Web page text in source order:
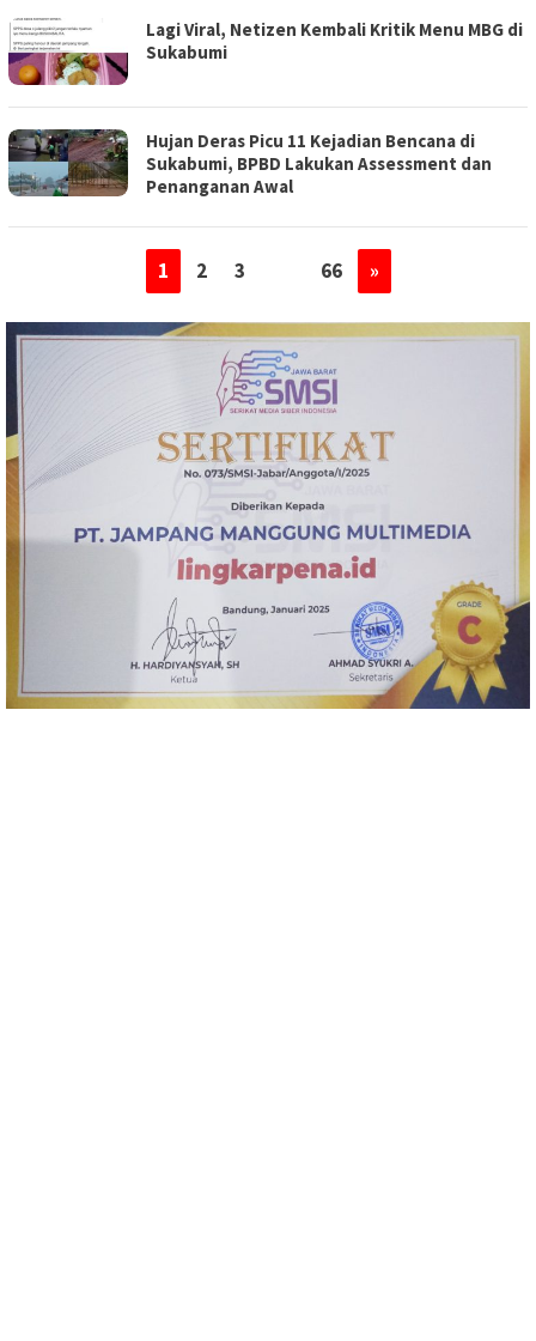
Lagi Viral, Netizen Kembali Kritik Menu MBG di
Sukabumi
Hujan Deras Picu 11 Kejadian Bencana di
Sukabumi, BPBD Lakukan Assessment dan
Penanganan Awal
1 2 3 66 »